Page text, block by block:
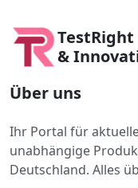
TestRight
&
Über uns
Ihr Portal für
unabhängige
Deutschland. Alles